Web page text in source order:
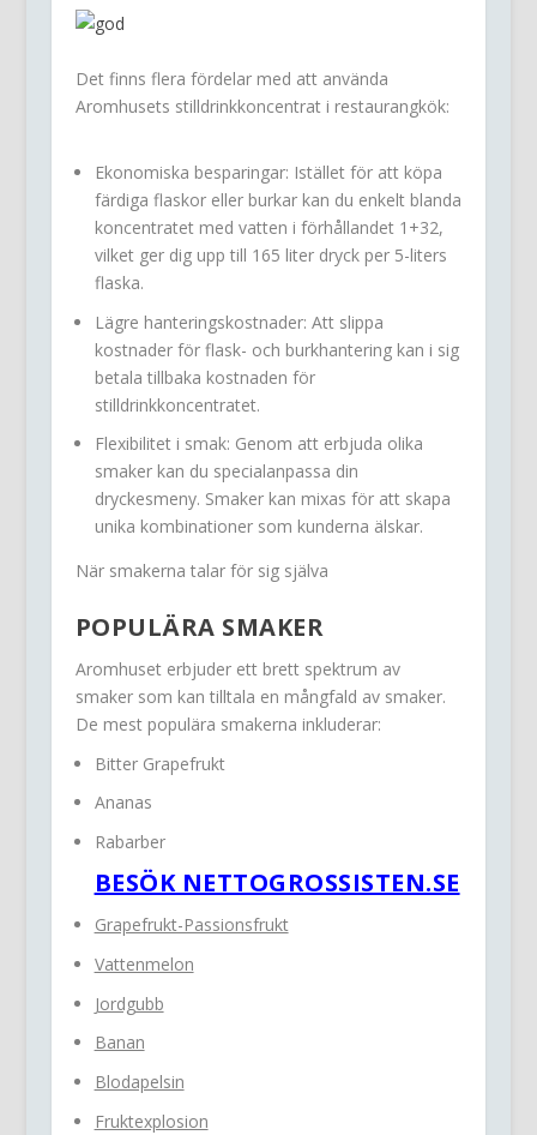
Det finns flera fördelar med att använda
Aromhusets stilldrinkkoncentrat i restaurangkök:
Ekonomiska besparingar: Istället för att köpa
färdiga flaskor eller burkar kan du enkelt blanda
koncentratet med vatten i förhållandet 1+32,
vilket ger dig upp till 165 liter dryck per 5-liters
flaska.
Lägre hanteringskostnader: Att slippa
kostnader för flask- och burkhantering kan i sig
betala tillbaka kostnaden för
stilldrinkkoncentratet.
Flexibilitet i smak: Genom att erbjuda olika
smaker kan du specialanpassa din
dryckesmeny. Smaker kan mixas för att skapa
unika kombinationer som kunderna älskar.
När smakerna talar för sig själva
POPULÄRA SMAKER
Aromhuset erbjuder ett brett spektrum av
smaker som kan tilltala en mångfald av smaker.
De mest populära smakerna inkluderar:
Bitter Grapefrukt
Ananas
Rabarber
BESÖK NETTOGROSSISTEN.SE
Grapefrukt-Passionsfrukt
Vattenmelon
Jordgubb
Banan
Blodapelsin
Fruktexplosion